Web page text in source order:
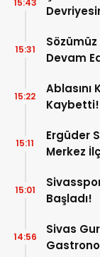
Devam
15:31
Ablasını
Kaybetti!
15:22
Ergüder
Merkez
15:11
Başladı!
15:01
Sivas
14:56